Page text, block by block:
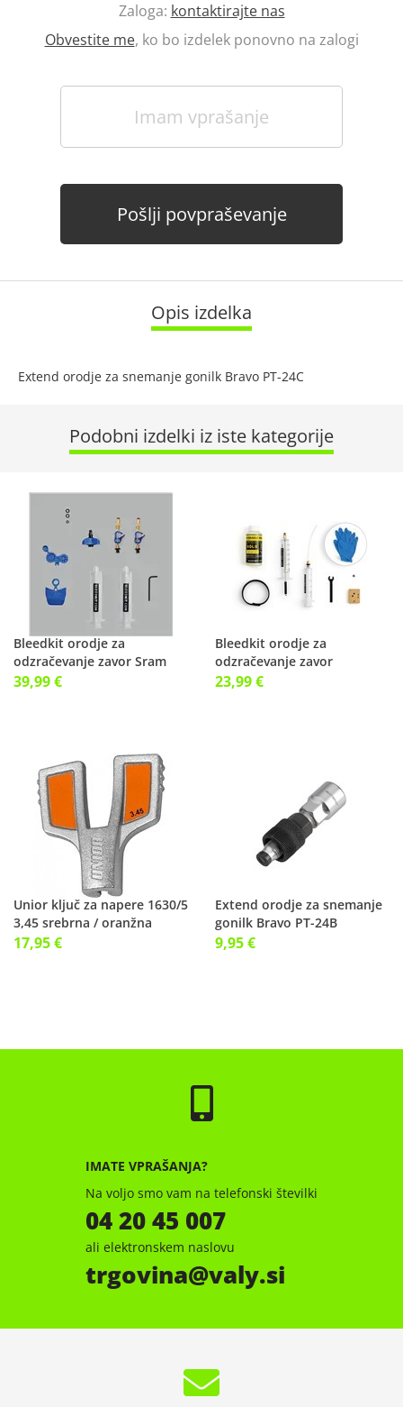
Zaloga: kontaktirajte nas
Obvestite me, ko bo izdelek ponovno na zalogi
Imam vprašanje
Pošlji povpraševanje
Opis izdelka
Extend orodje za snemanje gonilk Bravo PT-24C
Podobni izdelki iz iste kategorije
Bleedkit orodje za
odzračevanje zavor Sram
Premium Mineral
39,99 €
Bleedkit orodje za
odzračevanje zavor
Shimano Premium GOLD
23,99 €
Unior ključ za napere 1630/5
3,45 srebrna / oranžna
17,95 €
Extend orodje za snemanje
gonilk Bravo PT-24B
9,95 €
IMATE VPRAŠANJA?
Na voljo smo vam na telefonski številki
04 20 45 007
ali elektronskem naslovu
trgovina valy.si